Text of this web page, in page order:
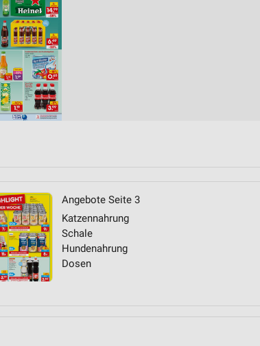
Angebote Seite 3
Katzennahrung
Schale
Hundenahrung
Dosen
Daten aus verschiedenen